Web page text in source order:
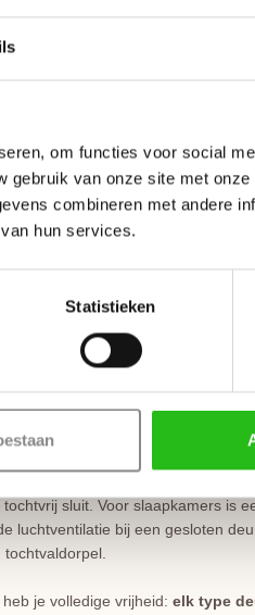
om functies voor social
gebruik van onze site met
combineren met andere
hun services.
Statistieken
en lang meegaat. Dit specifieke
strakke, 8 mm vlakke lijn.
. Opdekdeuren
Bekijk deSvedex montagefilm.
in zowel een stompe als
afmeting. Het is voor beide
het bestellen. Doordat Svedex
en is dekeuze tussen links en
compleet
Dan is het handig om een
scharnieren vallen wel in de
nieuwe inkepingen). De montage
de nieuw afgelakte deur.
sluit. Voor slaapkamers is
luchtventilatie bij een gesloten
je volledige vrijheid: elk type